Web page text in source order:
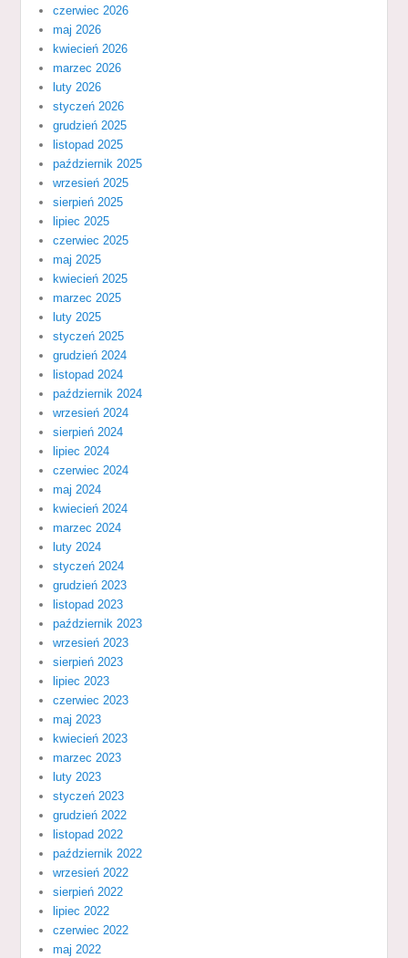
czerwiec 2026
maj 2026
kwiecień 2026
marzec 2026
luty 2026
styczeń 2026
grudzień 2025
listopad 2025
październik 2025
wrzesień 2025
sierpień 2025
lipiec 2025
czerwiec 2025
maj 2025
kwiecień 2025
marzec 2025
luty 2025
styczeń 2025
grudzień 2024
listopad 2024
październik 2024
wrzesień 2024
sierpień 2024
lipiec 2024
czerwiec 2024
maj 2024
kwiecień 2024
marzec 2024
luty 2024
styczeń 2024
grudzień 2023
listopad 2023
październik 2023
wrzesień 2023
sierpień 2023
lipiec 2023
czerwiec 2023
maj 2023
kwiecień 2023
marzec 2023
luty 2023
styczeń 2023
grudzień 2022
listopad 2022
październik 2022
wrzesień 2022
sierpień 2022
lipiec 2022
czerwiec 2022
maj 2022